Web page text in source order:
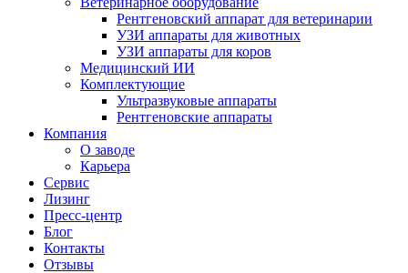
Рентгеновский аппарат для ветеринарии
УЗИ аппараты для животных
УЗИ аппараты для коров
Медицинский ИИ
Комплектующие
Ультразвуковые аппараты
Рентгеновские аппараты
Компания
О заводе
Карьера
Сервис
Лизинг
Пресс-центр
Блог
Контакты
Отзывы